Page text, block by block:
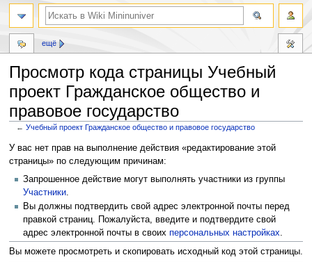
Просмотр кода страницы Учебный
проект Гражданское общество и
правовое государство
←Учебный проект Гражданское общество и правовое государство
Перейти
к
навигации
Перейти
к
поиску
У вас нет прав на выполнение действия «редактирование этой
страницы» по следующим причинам:
Запрошенное действие могут выполнять участники из группы
Участники
Вы должны подтвердить свой адрес электронной почты перед
правкой страниц. Пожалуйста, введите и подтвердите свой
адрес электронной почты в своих персональных настройках
Вы можете просмотреть и скопировать исходный код этой страницы.
ещё